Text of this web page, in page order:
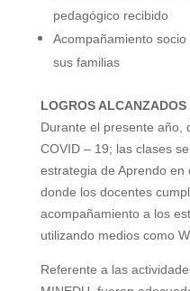
pedagógico recibido
Acompañamiento socio
sus familias
LOGROS ALCANZADOS
Durante el presente año,
COVID – 19; las clases
estrategia de Aprendo en
donde los docentes
acompañamiento a los
utilizando medios como
Referente a las